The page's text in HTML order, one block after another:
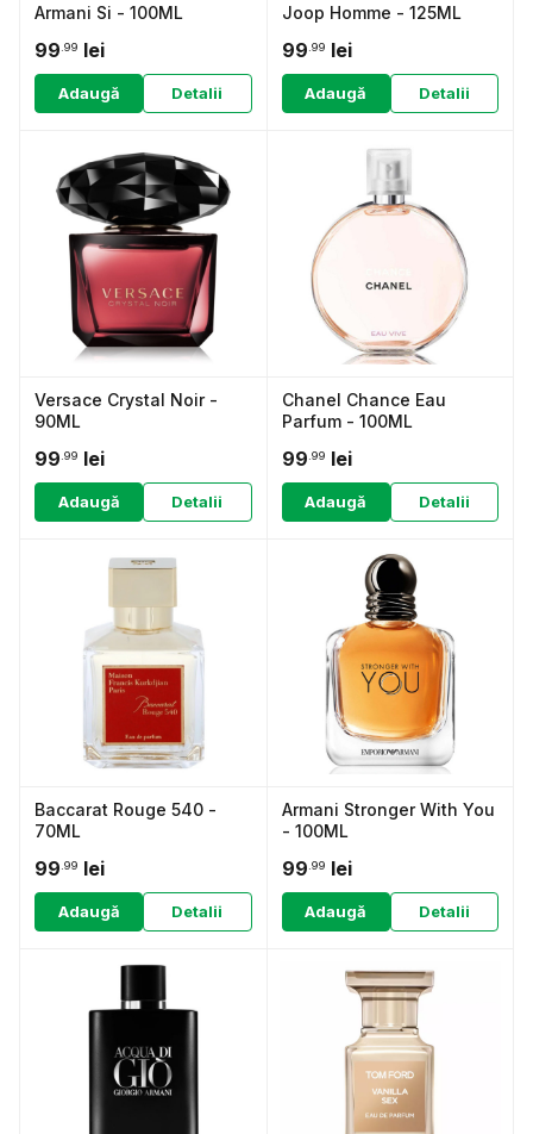
Armani Si - 100ML
99 .99 lei
Adaugă Detalii
Joop Homme - 125ML
99 .99 lei
Adaugă Detalii
Versace Crystal Noir -
90ML
99 .99 lei
Adaugă Detalii
Chanel Chance Eau
Parfum - 100ML
99 .99 lei
Adaugă Detalii
Baccarat Rouge 540 -
70ML
99 .99 lei
Adaugă Detalii
Armani Stronger With You
- 100ML
99 .99 lei
Adaugă Detalii